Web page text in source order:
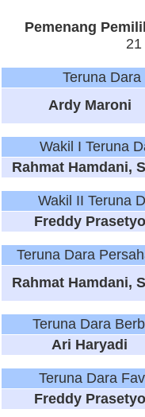
Pemenang
Teruna
Ardy Maroni
Wakil I Teruna
Rahmat Hamdani,
Wakil II Teruna
Freddy Prasetyo
Teruna Dara
Rahmat Hamdani,
Teruna Dara
Ari Haryadi
Teruna Dara
Freddy Prasetyo